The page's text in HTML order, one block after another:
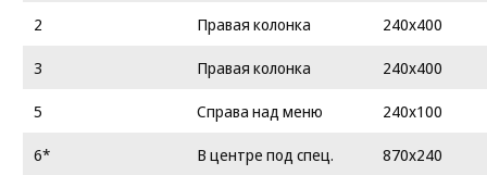
2
Правая колонка
240х400
3
Правая колонка
240х400
5
Справа над меню
240х100
6*
В центре под спец.
870х240